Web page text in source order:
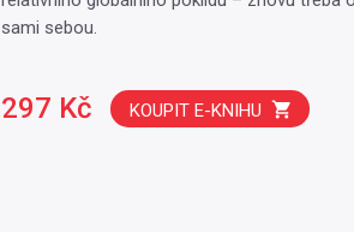
sami sebou.
297 Kč KOUPIT E-KNIHU